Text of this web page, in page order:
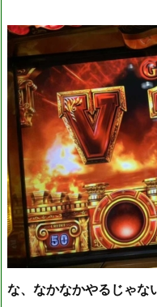
な、なかなかやるじゃ